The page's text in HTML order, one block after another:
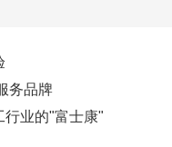
务品牌
行业的"富士康"